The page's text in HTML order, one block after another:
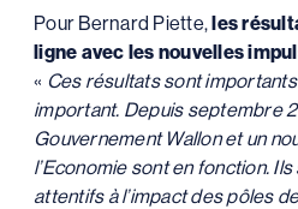
Pour Bernard Piette,les
ligne avec les nouvelles
« Ces résultats sont
important. Depuis septembre
Gouvernement Wallon et un
l’Economie sont en fonction.
attentifs à l’impact des pôles